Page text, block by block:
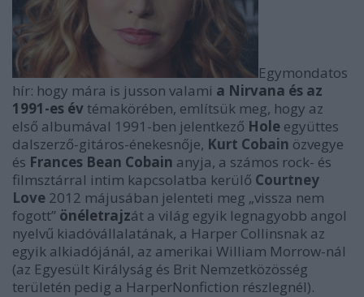
Egymondatos
hír: hogy mára is jusson valami a Nirvana és az
1991-es év témakörében, említsük meg, hogy az
első albumával 1991-ben jelentkező Hole együttes
dalszerző-gitáros-énekesnője, Kurt Cobain özvegye
és Frances Bean Cobain anyja, a számos rock- és
filmsztárral intim kapcsolatba kerülő Courtney
Love 2012 májusában jelenteti meg „vissza nem
fogott” önéletrajzát a világ egyik legnagyobb angol
nyelvű kiadóvállalatának, a Harper Collinsnak az
egyik alkiadójánál, az amerikai William Morrow-nál
(az Egyesült Királyság és Brit Nemzetközösség
területén pedig a HarperNonfiction részlegnél).